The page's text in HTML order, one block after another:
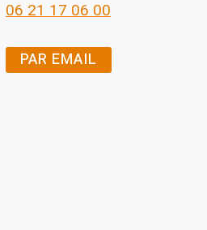
06 21 17 06 00
PAR EMAIL